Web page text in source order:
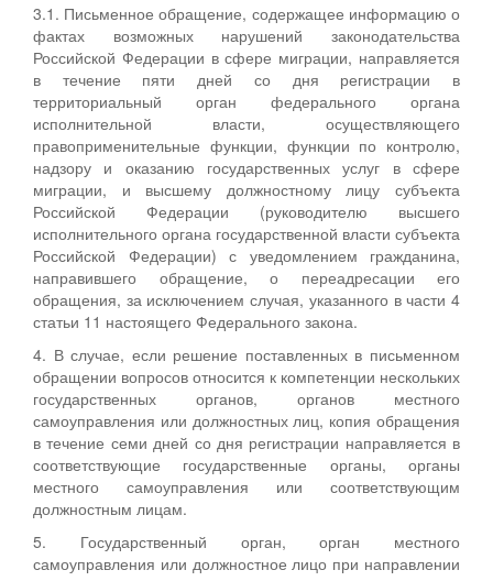
3.1. Письменное обращение, содержащее информацию о
фактах возможных нарушений законодательства
Российской Федерации в сфере миграции, направляется
в течение пяти дней со дня регистрации в
территориальный орган федерального органа
исполнительной власти, осуществляющего
правоприменительные функции, функции по контролю,
надзору и оказанию государственных услуг в сфере
миграции, и высшему должностному лицу субъекта
Российской Федерации (руководителю высшего
исполнительного органа государственной власти субъекта
Российской Федерации) с уведомлением гражданина,
направившего обращение, о переадресации его
обращения, за исключением случая, указанного в части 4
статьи 11 настоящего Федерального закона.
4. В случае, если решение поставленных в письменном
обращении вопросов относится к компетенции нескольких
государственных органов, органов местного
самоуправления или должностных лиц, копия обращения
в течение семи дней со дня регистрации направляется в
соответствующие государственные органы, органы
местного самоуправления или соответствующим
должностным лицам.
5. Государственный орган, орган местного
самоуправления или должностное лицо при направлении